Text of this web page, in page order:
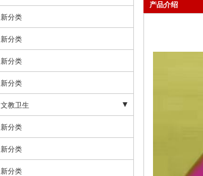
新分类
新分类
新分类
新分类
文教卫生
文艺--歌舞--体育健身
新分类
新分类
新分类
产品介绍